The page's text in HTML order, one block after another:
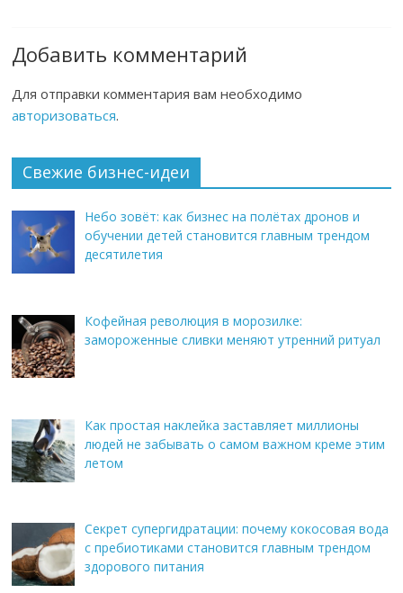
Добавить комментарий
Для отправки комментария вам необходимо
авторизоваться.
Свежие бизнес-идеи
Небо зовёт: как бизнес на полётах дронов и
обучении детей становится главным трендом
десятилетия
Кофейная революция в морозилке:
замороженные сливки меняют утренний ритуал
Как простая наклейка заставляет миллионы
людей не забывать о самом важном креме этим
летом
Секрет супергидратации: почему кокосовая вода
с пребиотиками становится главным трендом
здорового питания